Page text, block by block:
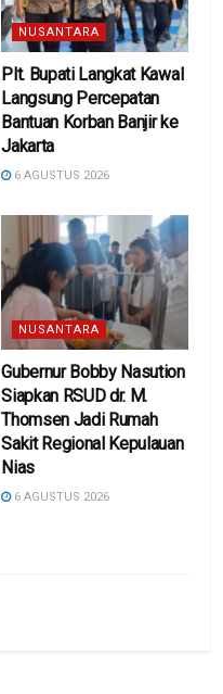
NUSANTARA
Plt. Bupati Langkat Kawal
Langsung Percepatan
Bantuan Korban Banjir ke
Jakarta
6 AGUSTUS 2026
NUSANTARA
Gubernur Bobby Nasution
Siapkan RSUD dr. M.
Thomsen Jadi Rumah
Sakit Regional Kepulauan
Nias
6 AGUSTUS 2026